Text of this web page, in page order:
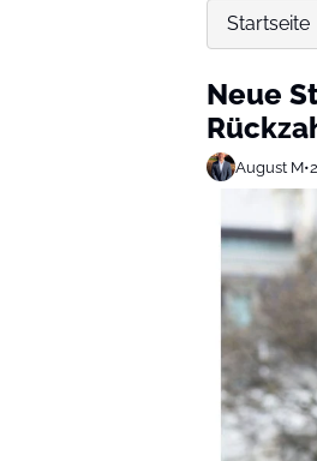
Startseite
Neue
August M•